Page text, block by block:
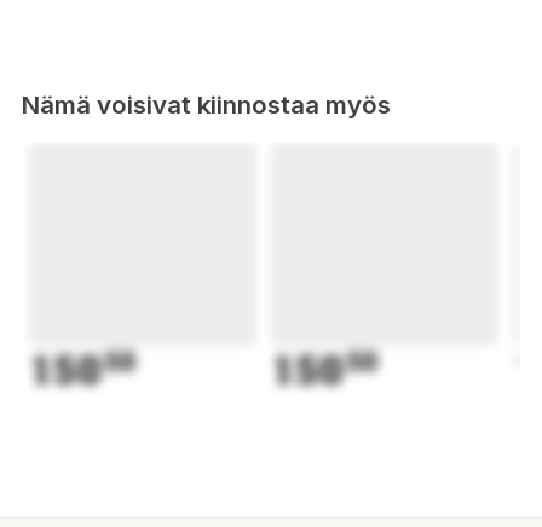
Nämä voisivat kiinnostaa myös
15050 15050